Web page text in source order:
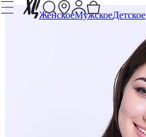
ЖенскоеМужскоеДетское